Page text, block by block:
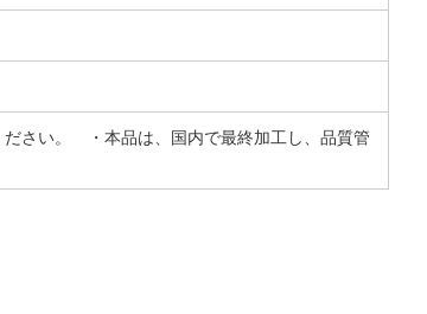
ださい。 ・本品は、国内で最終加工し、品質管